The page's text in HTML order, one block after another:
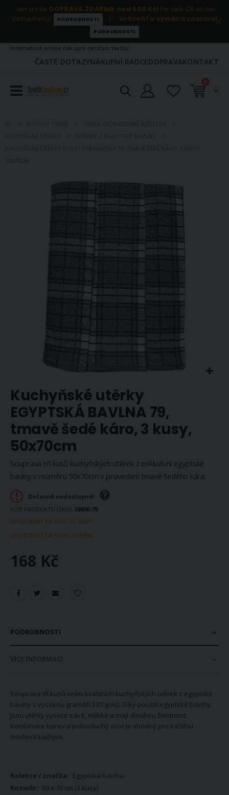
Jen u nás DOPRAVA ZDARMA nad 500 Kč! Po celé ČR až na
Vaši adresu!
PODROBNOSTI | Vrácení a výměna zdarma!
PODROBNOSTI
Internetové online nákupní centrum textilu.
ČASTÉ DOTAZYNÁKUPNÍ RÁDCEDOPRAVAKONTAKT
Košík
0položky
na
začátek
galerie
s
obrázky
Kuchyňské utěrky
EGYPTSKÁ BAVLNA 79,
tmavě šedé káro, 3 kusy,
50x70cm
Souprava tří kusů kuchyňských utěrek z exkluzivní egyptské
bavlny v rozměru 50x70cm v provedení tmavě šedého kára.
Dočasně nedostupné!
KÓD PRODUKTU (SKU) 38600-79
UPOZORNIT NA POKLES CENY
UPOZORNIT NA NASKLADNĚNÍ
168 Kč
PODROBNOSTI
Souprava tří kusů velmi kvalitních kuchyňských utěrek z egyptské
bavlny s vysokou gramáží 230 g/m2. Díky použití egyptské bavlny
jsou utěrky vysoce savé, měkké a mají dlouhou životnost.
Kombinace barev a jednoduchý vzor je vhodný pro každou
moderní kuchyni.
Více
informací
Egyptská bavlna
50 x 70 cm (3 kusy)